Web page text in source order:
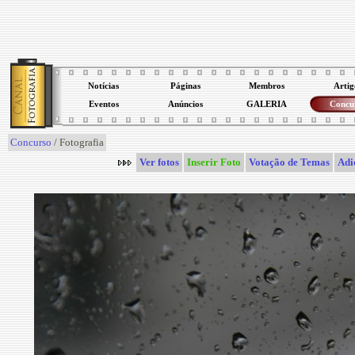
Notícias Páginas Membros
Eventos Anúncios GALERIA
Concurso / Fotografia
Ver fotos
Inserir Foto Votação de Temas